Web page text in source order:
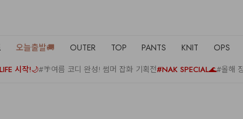
오늘출발🚚 OUTER TOP PANTS KNIT OPS
시작!🌙#🌴여름 코디 완성! 썸머 잡화 기획전#NAK SPECIAL🌊#올해